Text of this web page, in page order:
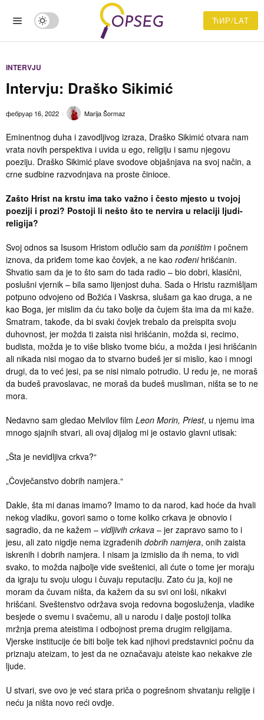
ЋИР/LAT
INTERVJU
Intervju: Draško Sikimić
фебруар 16, 2022 Marija Šormaz
Eminentnog duha i zavodljivog izraza, Draško Sikimić otvara nam
vrata novih perspektiva i uvida u ego, religiju i samu njegovu
poeziju. Draško Sikimić plave svodove objašnjava na svoj način, a
crne sudbine razvodnjava na proste činioce.
Zašto Hrist na krstu ima tako važno i često mjesto u tvojoj
poeziji i prozi? Postoji li nešto što te nervira u relaciji ljudi-
religija?
Svoj odnos sa Isusom Hristom odlučio sam da poništim i počnem
iznova, da priđem tome kao čovjek, a ne kao rođenihrišćanin.
Shvatio sam da je to što sam do tada radio – bio dobri, klasični,
poslušni vjernik – bila samo lijenjost duha. Sada o Hristu razmišljam
potpuno odvojeno od Božića i Vaskrsa, slušam ga kao druga, a ne
kao Boga, jer mislim da ću tako bolje da čujem šta ima da mi kaže.
Smatram, takođe, da bi svaki čovjek trebalo da preispita svoju
duhovnost, jer možda ti zaista nisi hrišćanin, možda si, recimo,
budista, možda je to više blisko tvome biću, a možda i jesi hrišćanin
ali nikada nisi mogao da to stvarno budeš jer si mislio, kao i mnogi
drugi, da to već jesi, pa se nisi nimalo potrudio. U redu je, ne moraš
da budeš pravoslavac, ne moraš da budeš musliman, ništa se to ne
mora.
Nedavno sam gledao Melvilov film Leon Morin, Priest, u njemu ima
mnogo sjajnih stvari, ali ovaj dijalog mi je ostavio glavni utisak:
„Šta je nevidljiva crkva?“
„Čovječanstvo dobrih namjera.“
Dakle, šta mi danas imamo? Imamo to da narod, kad hoće da hvali
nekog vladiku, govori samo o tome koliko crkava je obnovio i
sagradio, da ne kažem – vidljivih crkava – jer zapravo samo to i
jesu, ali zato nigdje nema izgrađenih dobrih namjera, onih zaista
iskrenih i dobrih namjera. I nisam ja izmislio da ih nema, to vidi
svako, to možda najbolje vide sveštenici, ali ćute o tome jer moraju
da igraju tu svoju ulogu i čuvaju reputaciju. Zato ću ja, koji ne
moram da čuvam ništa, da kažem da su svi oni loši, nikakvi
hrišćani. Sveštenstvo održava svoja redovna bogosluženja, vladike
besjede o svemu i svačemu, ali u narodu i dalje postoji tolika
mržnja prema ateistima i odbojnost prema drugim religijama.
Vjerske institucije će biti bolje tek kad njihovi predstavnici počnu da
priznaju ateizam, to jest da ne označavaju ateiste kao nekakve zle
ljude.
U stvari, sve ovo je već stara priča o pogrešnom shvatanju religije i
neću ja ništa novo reći ovdje.